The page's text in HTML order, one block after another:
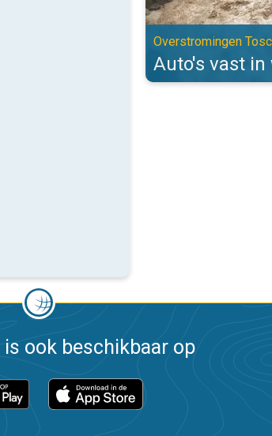
Overstromingen
Auto's vast
is ook beschikbaar op